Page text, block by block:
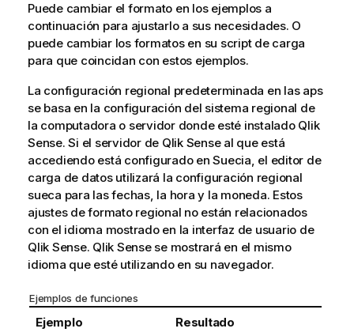
Puede cambiar el formato en los ejemplos a
continuación para ajustarlo a sus necesidades. O
puede cambiar los formatos en su script de carga
para que coincidan con estos ejemplos.
La configuración regional predeterminada en las aps
se basa en la configuración del sistema regional de
la computadora o servidor donde esté instalado Qlik
Sense. Si el servidor de Qlik Senseal que está
accediendo está configurado en Suecia, el editor de
carga de datos utilizará la configuración regional
sueca para las fechas, la hora y la moneda. Estos
ajustes de formato regional no están relacionados
con el idioma mostrado en la interfaz de usuario de
Qlik Sense. Qlik Sensese mostrará en el mismo
idioma que esté utilizando en su navegador.
Ejemplos de funciones
Ejemplo Resultado